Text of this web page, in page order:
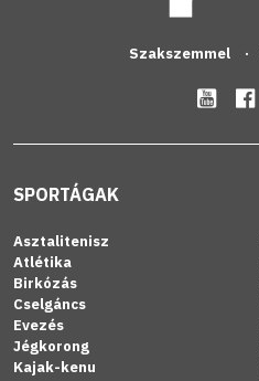
Szakszemmel
SPORTÁGAK
Asztalitenisz
Atlétika
Birkózás
Cselgáncs
Evezés
Jégkorong
Kajak-kenu